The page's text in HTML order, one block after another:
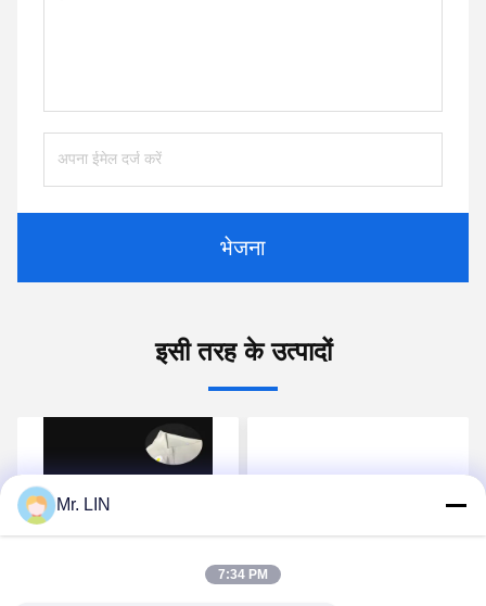
भेजना
इसी तरह के उत्पादों
वीडियो
Mr. LIN
7:34 PM